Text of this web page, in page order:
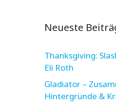
Neueste
Thanksgiving:
Eli Roth
Gladiator –
Hintergründe &